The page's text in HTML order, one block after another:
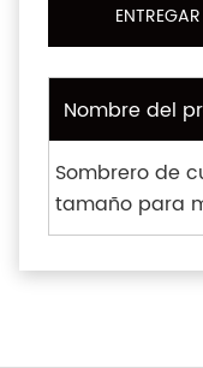
Nombre del
Sombrero de
tamaño para